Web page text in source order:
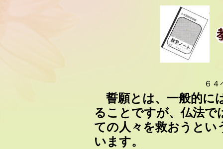
６
誓願とは、一般的に
ることですが、仏法で
ての人々を救おうとい
います。